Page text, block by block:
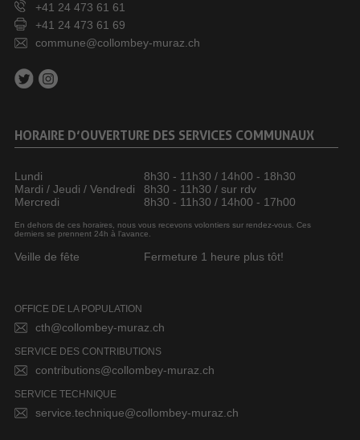
+41 24 473 61 61
+41 24 473 61 69
commune@collombey-muraz.ch
HORAIRE D’OUVERTURE DES SERVICES COMMUNAUX
Lundi
8h30 - 11h30 / 14h00 - 18h30
Mardi / Jeudi / Vendredi
8h30 - 11h30 / sur rdv
Mercredi
8h30 - 11h30 / 14h00 - 17h00
En dehors de ces horaires, nous vous recevons volontiers sur rendez-vous. Ces
derniers se prennent 24h à l’avance.
Veille de fête Fermeture 1 heure plus tôt!
OFFICE DE LA POPULATION
cth@collombey-muraz.ch
SERVICE DES CONTRIBUTIONS
contributions@collombey-muraz.ch
SERVICE TECHNIQUE
service.technique@collombey-muraz.ch